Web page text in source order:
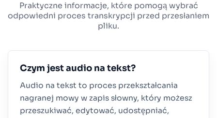
Praktyczne informacje, które pomogą wybrać
odpowiedni proces transkrypcji przed przesłaniem
pliku.
Czym jest audio na tekst?
Audio na tekst to proces przekształcania
nagranej mowy w zapis słowny, który możesz
przeszukiwać, edytować, udostępniać,